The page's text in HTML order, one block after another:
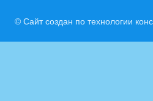
© Сайт создан по технологии